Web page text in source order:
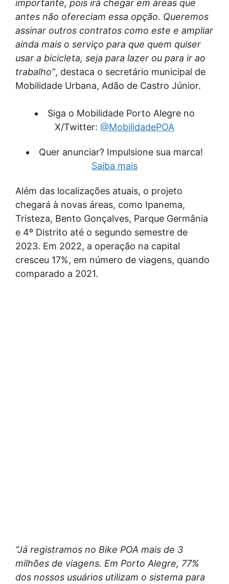
importante, pois irá chegar em áreas que
antes não ofereciam essa opção. Queremos
assinar outros contratos como este e ampliar
ainda mais o serviço para que quem quiser
usar a bicicleta, seja para lazer ou para ir ao
trabalho”, destaca o secretário municipal de
Mobilidade Urbana, Adão de Castro Júnior.
Siga o Mobilidade Porto Alegre no
X/Twitter: @MobilidadePOA
Quer anunciar? Impulsione sua marca!
Saiba mais
Além das localizações atuais, o projeto
chegará à novas áreas, como Ipanema,
Tristeza, Bento Gonçalves, Parque Germânia
e 4º Distrito até o segundo semestre de
2023. Em 2022, a operação na capital
cresceu 17%, em número de viagens, quando
comparado a 2021.
“Já registramos no Bike POA mais de 3
milhões de viagens. Em Porto Alegre, 77%
dos nossos usuários utilizam o sistema para